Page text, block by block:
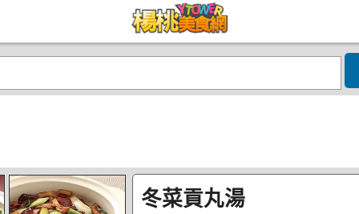
冬菜貢丸湯